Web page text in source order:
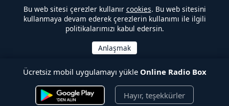
Bu web sitesi çerezler kullanır cookies. Bu web sitesini
kullanmaya devam ederek çerezlerin kullanımı ile ilgili
politikalarımızı kabul edersin.
Ücretsiz mobil uygulamayı yükle Online Radio Box
Hayır, teşekkürler